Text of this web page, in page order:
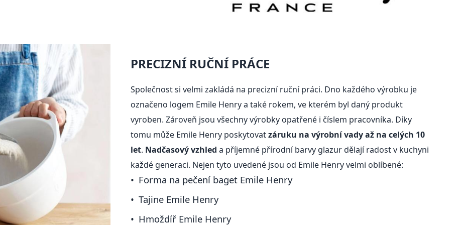
PRECIZNÍ RUČNÍ PRÁCE
Společnost si velmi zakládá na precizní ruční práci. Dno každého výrobku je
označeno logem Emile Henry a také rokem, ve kterém byl daný produkt
vyroben. Zároveň jsou všechny výrobky opatřené i číslem pracovníka. Díky
tomu může Emile Henry poskytovatzáruku na výrobní vady až na celých 10
let. Nadčasový vzhled a příjemné přírodní barvy glazur dělají radost v kuchyni
každé generaci. Nejen tyto uvedené jsou od Emile Henry velmi oblíbené:
Forma na pečení baget Emile Henry
Tajine Emile Henry
Hmoždíř Emile Henry